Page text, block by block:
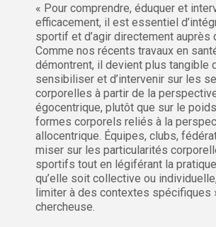
« Pour comprendre, éduquer et
efficacement, il est essentiel
sportif et d’agir directement auprès
Comme nos récents travaux en
démontrent, il devient plus tangible
sensibiliser et d’intervenir sur les
corporelles à partir de la
égocentrique, plutôt que sur le
formes corporels reliés à la
allocentrique. Équipes, clubs,
miser sur les particularités
sportifs tout en légiférant la
qu’elle soit collective ou
limiter à des contextes spécifiques
chercheuse.